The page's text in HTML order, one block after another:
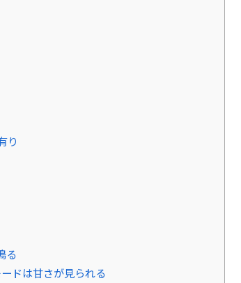
り
る
ドは甘さが見られる